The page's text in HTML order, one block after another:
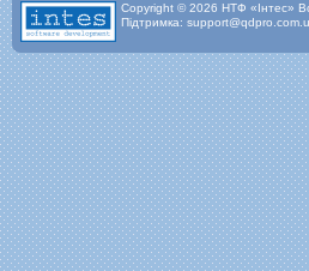
Copyright © 2026 НТФ «Інтес»
Підтримка: